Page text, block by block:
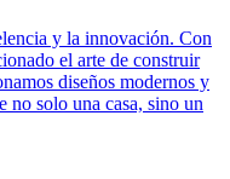
y la innovación. Con
el arte de construir
diseños modernos y
no solo una casa, sino un